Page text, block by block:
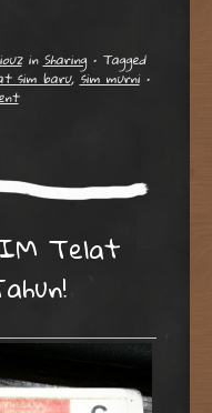
in Sharing • Tagged
sim baru, sim murni •
Telat